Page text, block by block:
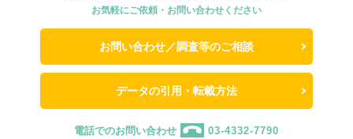
お気軽にご依頼・お問い合わせください
お問い合わせ／調査等のご相談
データの引用・転載方法
電話でのお問い合わせ 03-4332-7790